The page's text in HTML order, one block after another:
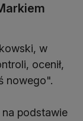
w
ocenił,
nowego".
podstawie